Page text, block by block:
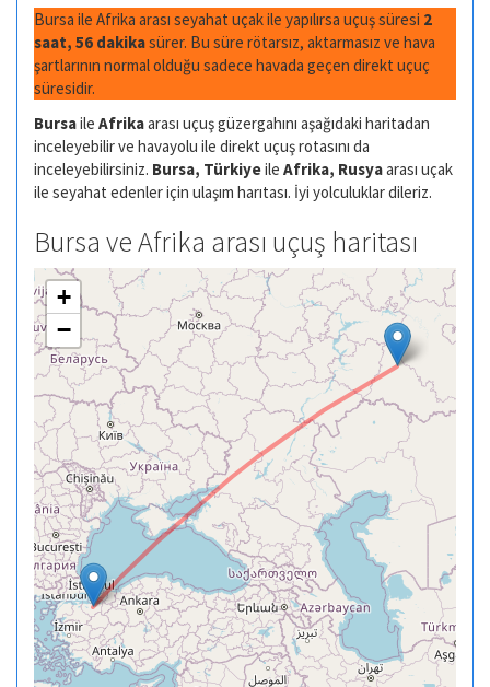
Bursa ile Afrika arası seyahat uçak ile yapılırsa uçuş süresi 2
saat, 56 dakikasürer. Bu süre rötarsız, aktarmasız ve hava
şartlarının normal olduğu sadece havada geçen direkt uçuç
süresidir.
Bursaile Afrikaarası uçuş güzergahını aşağıdaki haritadan
inceleyebilir ve havayolu ile direkt uçuş rotasını da
inceleyebilirsiniz. Bursa, Türkiyeile Afrika, Rusyaarası uçak
ile seyahat edenler için ulaşım harıtası. İyi yolculuklar dileriz.
Bursa ve Afrika arası uçuş haritası
+
−